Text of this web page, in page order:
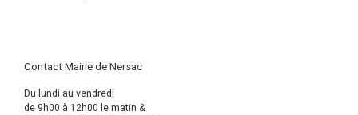
Contact Mairie de Nersac
Du lundi au vendredi
de 9h00 à 12h00 le matin &